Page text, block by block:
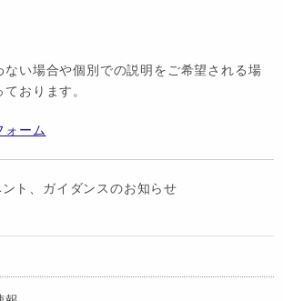
ない場合や個別での説明をご希望される場
おります。
ォーム
ント、ガイダンスのお知らせ